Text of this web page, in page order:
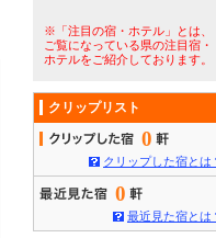
※「注目の宿・ホテル」とは、
ご覧になっている県の注目宿・
ホテルをご紹介しております。
クリップリスト
0
クリップした宿とは
0
最近見た宿とは